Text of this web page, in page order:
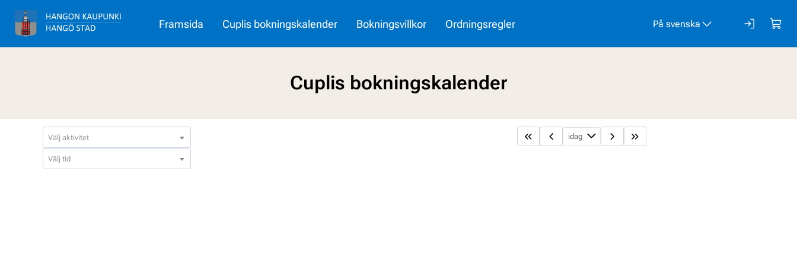
Framsida
Cuplis bokningskalender Bokningsvillkor Ordningsregler På svenska
Cuplis bokningskalender
Välj aktivitet
Välj tid
idag